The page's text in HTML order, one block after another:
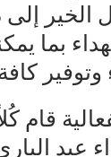
الخير
بما
قام
عبد